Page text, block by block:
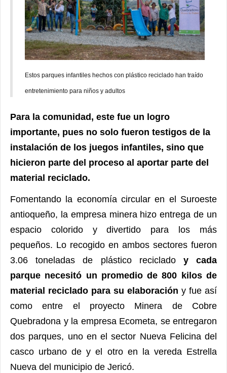
Estos parques infantiles hechos con plástico reciclado han traído
entretenimiento para niños y adultos
Para la comunidad, este fue un logro
importante, pues no solo fueron testigos de la
instalación de los juegos infantiles, sino que
hicieron parte del proceso al aportar parte del
material reciclado.
Fomentando la economía circular en el Suroeste
antioqueño, la empresa minera hizo entrega de un
espacio colorido y divertido para los más
pequeños. Lo recogido en ambos sectores fueron
3.06 toneladas de plástico reciclado y cada
parque necesitó un promedio de 800 kilos de
material reciclado para su elaboración y fue así
como entre el proyecto Minera de Cobre
Quebradona y la empresa Ecometa, se entregaron
dos parques, uno en el sector Nueva Felicina del
casco urbano de y el otro en la vereda Estrella
Nueva del municipio de Jericó.